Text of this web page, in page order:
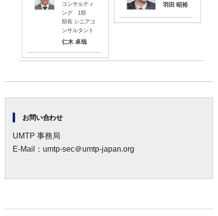
コンサルティ
ング 1部
部長 シニアコ
ンサルタント
仁木 卓哉
羽田 昭裕
お問い合わせ
UMTP 事務局
E-Mail：umtp-sec＠umtp-japan.org